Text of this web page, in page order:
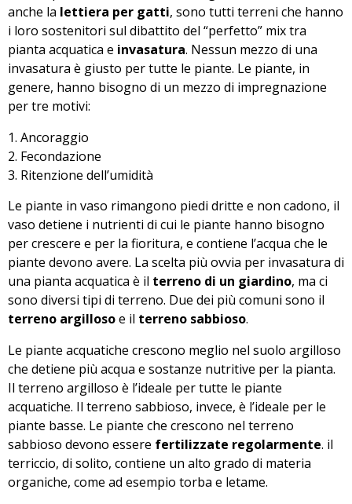
anche la lettiera per gatti, sono tutti terreni che hanno
i loro sostenitori sul dibattito del “perfetto” mix tra
pianta acquatica e invasatura. Nessun mezzo di una
invasatura è giusto per tutte le piante. Le piante, in
genere, hanno bisogno di un mezzo di impregnazione
per tre motivi:
Ancoraggio
Fecondazione
Ritenzione dell’umidità
Le piante in vaso rimangono piedi dritte e non cadono, il
vaso detiene i nutrienti di cui le piante hanno bisogno
per crescere e per la fioritura, e contiene l’acqua che le
piante devono avere. La scelta più ovvia per invasatura di
una pianta acquatica è il terreno di un giardino, ma ci
sono diversi tipi di terreno. Due dei più comuni sono il
terreno argillosoe il terreno sabbioso.
Le piante acquatiche crescono meglio nel suolo argilloso
che detiene più acqua e sostanze nutritive per la pianta.
Il terreno argilloso è l’ideale per tutte le piante
acquatiche. Il terreno sabbioso, invece, è l’ideale per le
piante basse. Le piante che crescono nel terreno
sabbioso devono essere fertilizzate regolarmente. il
terriccio, di solito, contiene un alto grado di materia
organiche, come ad esempio torba e letame.